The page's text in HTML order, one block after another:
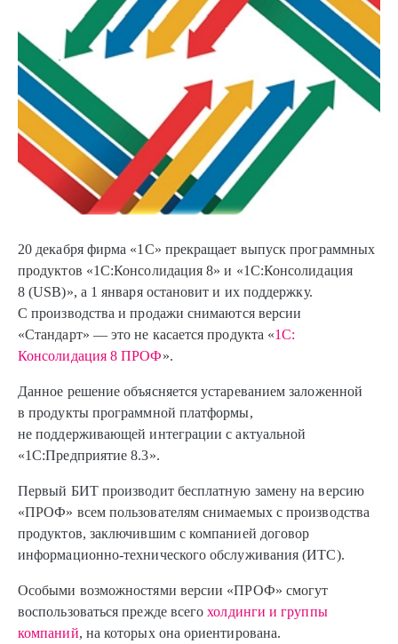
20 декабря фирма «1С» прекращает выпуск программных
продуктов «1С:Консолидация 8» и «1С:Консолидация
8 (USB)», а 1 января остановит и их поддержку.
С производства и продажи снимаются версии
«Стандарт» — это не касается продукта «1С:
Консолидация 8 ПРОФ».
Данное решение объясняется устареванием заложенной
в продукты программной платформы,
не поддерживающей интеграции с актуальной
«1С:Предприятие 8.3».
Первый БИТ производит бесплатную замену на версию
«ПРОФ» всем пользователям снимаемых с производства
продуктов, заключившим с компанией договор
информационно-технического обслуживания (ИТС).
Особыми возможностями версии «ПРОФ» смогут
воспользоваться прежде всегохолдинги и группы
компаний, на которых она ориентирована.